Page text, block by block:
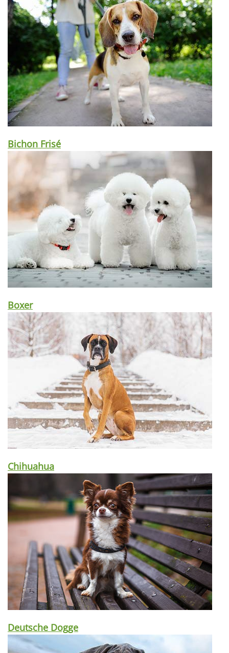
Bichon Frisé
Boxer
Chihuahua
Deutsche Dogge